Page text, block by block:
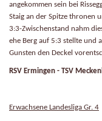
angekommen sein bei
Staig an der Spitze thronen
3:3-Zwischenstand nahm
ehe Berg auf 5:3 stellte und
Gunsten den Deckel
RSV Ermingen - TSV
Erwachsene Landesliga Gr. 4